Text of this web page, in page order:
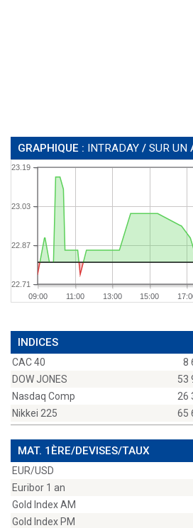
GRAPHIQUE : INTRADAY / SUR UN
09:00 11:00 13:00 15:00
22.71
22.87
23.03
23.19
INDICES
CAC 40 8
DOW JONES
53
Nasdaq Comp
26
Nikkei 225
65
MAT. 1ÈRE/DEVISES/TAUX
EUR/USD
Euribor 1 an
Gold Index AM
Gold Index PM